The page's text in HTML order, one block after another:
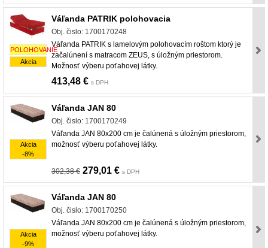
POLOHOVANIE
Akcia
Váľanda PATRIK polohovacia
Obj. čislo: 1700170248
Váľanda PATRIK s lamelovým polohovacím roštom ktorý je
začalúnení s matracom ZEUS, s úložným priestorom.
Možnosť výberu poťahovej látky.
413,48 € s DPH
Akcia
-8%
Váľanda JAN 80
Obj. čislo: 1700170249
Váľanda JAN 80x200 cm je čalúnená s úložným priestorom,
možnosť výberu poťahovej látky.
302,38 € 279,01 € s DPH
Akcia
-9%
Váľanda JAN 80
Obj. čislo: 1700170250
Váľanda JAN 80x200 cm je čalúnená s úložným priestorom,
možnosť výberu poťahovej látky.